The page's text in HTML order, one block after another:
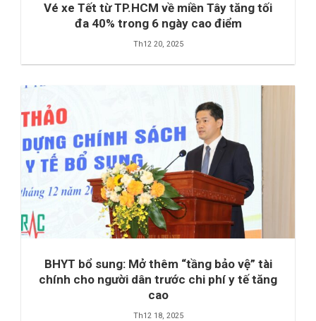
Vé xe Tết từ TP.HCM về miền Tây tăng tối
đa 40% trong 6 ngày cao điểm
Th12 20, 2025
BHYT bổ sung: Mở thêm “tầng bảo vệ” tài
chính cho người dân trước chi phí y tế tăng
cao
Th12 18, 2025